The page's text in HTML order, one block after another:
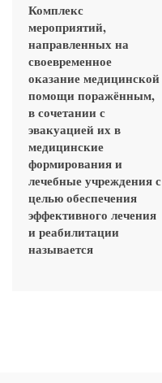
Комплекс
мероприятий,
направленных на
своевременное
оказание медицинской
помощи поражённым,
в сочетании с
эвакуацией их в
медицинские
формирования и
лечебные учреждения с
целью обеспечения
эффективного лечения
и реабилитации
называется